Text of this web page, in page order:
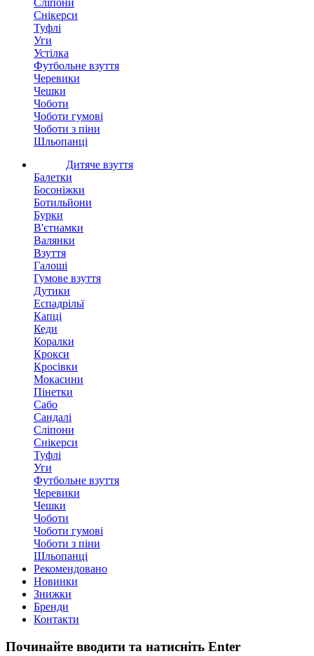
Сліпони
Снікерси
Туфлі
Уги
Устілка
Футбольне взуття
Черевики
Чешки
Чоботи
Чоботи гумові
Чоботи з піни
Шльопанці
Дитяче взуття
Балетки
Босоніжки
Ботильйони
Бурки
В'єтнамки
Валянки
Взуття
Галоші
Гумове взуття
Дутики
Еспадрільї
Капці
Кеди
Коралки
Крокси
Кросівки
Мокасини
Пінетки
Сабо
Сандалі
Сліпони
Снікерси
Туфлі
Уги
Футбольне взуття
Черевики
Чешки
Чоботи
Чоботи гумові
Чоботи з піни
Шльопанці
Рекомендовано
Новинки
Знижки
Бренди
Контакти
Починайте вводити та натиснiть Enter